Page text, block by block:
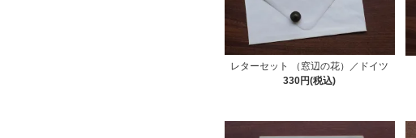
レターセット （窓辺の花）／ドイツ
330円(税込)